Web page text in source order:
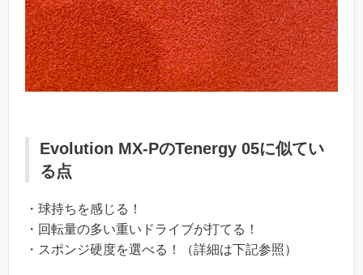
Evolution MX-PのTenergy 05に似てい
る点
・球持ちを感じる！
・回転量の多い重いドライブが打てる！
・スポンジ硬度を選べる！（詳細は下記参照）